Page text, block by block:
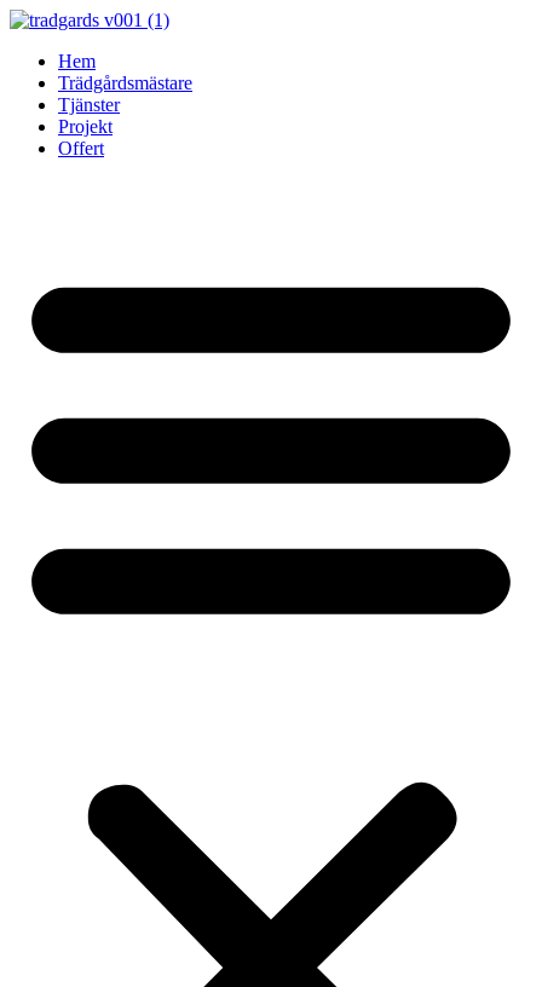
Skip
contentHem
Trädgårdsmästare
Tjänster
Projekt
Offert